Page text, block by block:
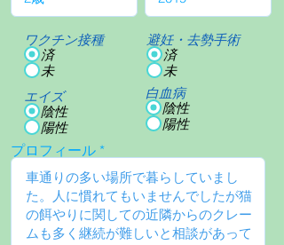
ワクチン接種
済
未
エイズ
陰性
陽性
避妊・去勢手術
済
未
白血病
陰性
陽性
プロフィール